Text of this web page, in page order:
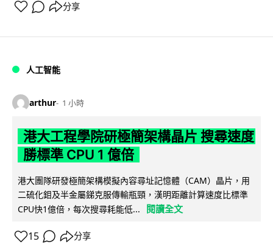
分享
人工智能
arthur 1 小時
港大工程學院研極簡架構晶片 搜尋速度
勝標準 CPU 1 億倍
港大團隊研發極簡架構模擬內容尋址記憶體（CAM）晶片，用
二硫化鉬及半金屬銻克服傳輸瓶頸，漢明距離計算速度比標準
CPU快1億倍，每次搜尋耗能低...
閱讀全文
15 分享